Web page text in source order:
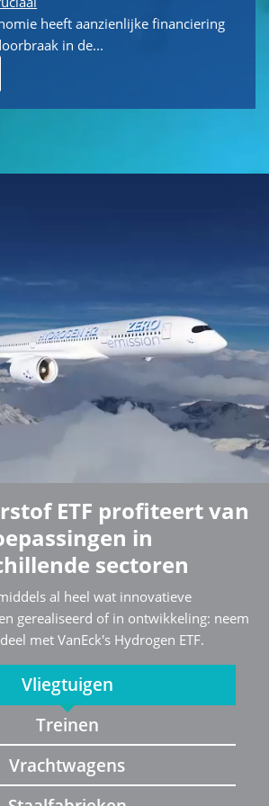
heeft aanzienlijke financiering
in de...
ETF profiteert van
in
sectoren
al heel wat innovatieve
gerealiseerd of in ontwikkeling: neem
met VanEck's Hydrogen ETF.
Vliegtuigen
Treinen
Vrachtwagens